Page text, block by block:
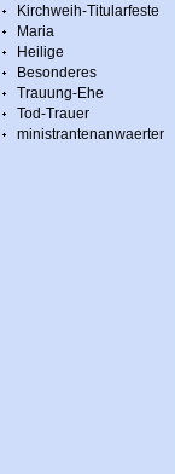
Kirchweih-Titularfeste
Maria
Heilige
Besonderes
Trauung-Ehe
Tod-Trauer
ministrantenanwaerter